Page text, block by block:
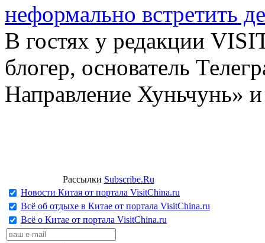
неформально встретить
В гостях у редакции
блогер, основатель
Направление Хуньчунь»
Рассылки Subscribe.Ru
Новости Китая от портала VisitChina.ru
Всё об отдыхе в Китае от портала VisitChina.ru
Всё о Китае от портала VisitChina.ru